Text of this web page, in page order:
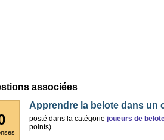
associées
Apprendre la belote dans un
posté dans la catégorie joueurs de
points)